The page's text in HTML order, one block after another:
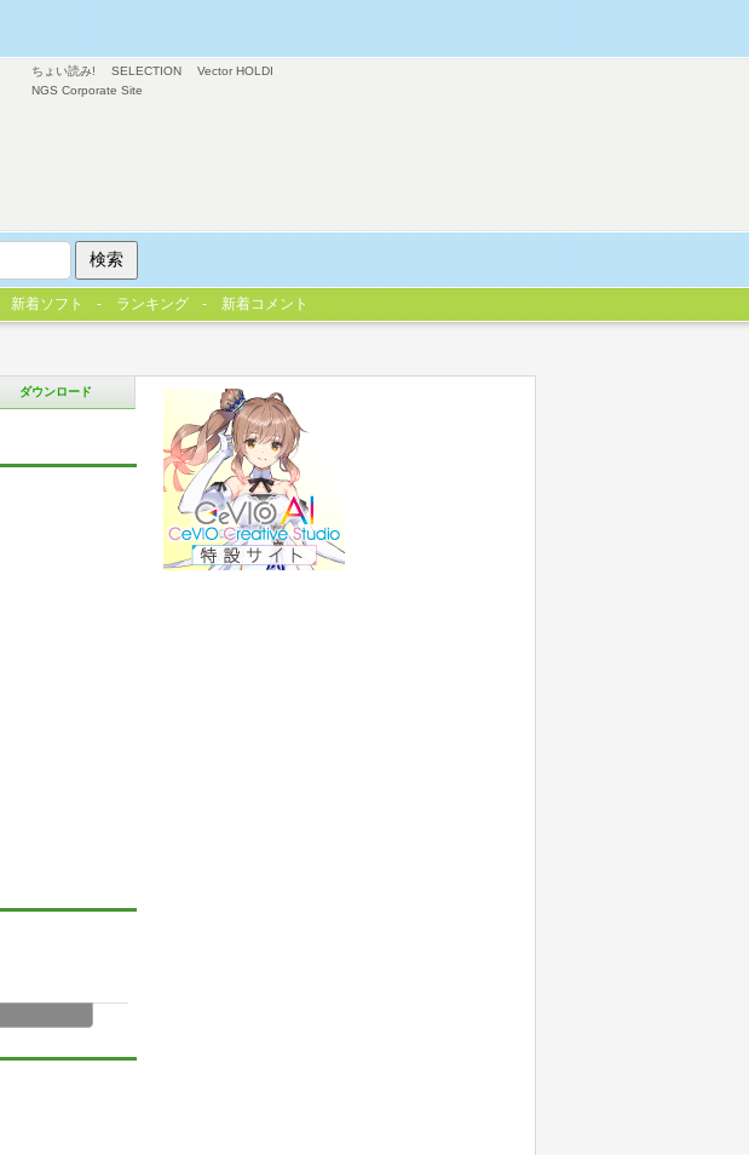
ダウンロード
ちょい読み! SELECTION
Vector HOLDI
NGS Corporate Site
新着ソフト ランキング 新着コメント